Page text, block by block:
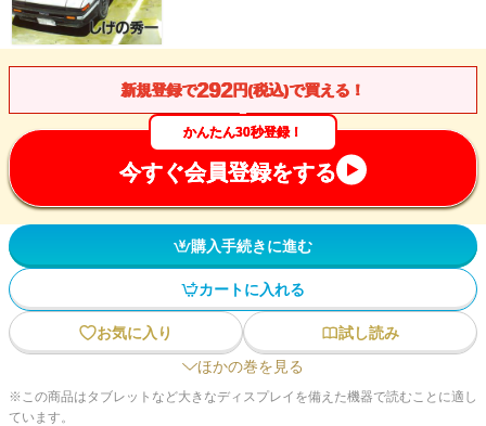
新規登録で292円(税込)で買える！
かんたん30秒登録！
今すぐ会員登録をする
購入手続きに進む
カートに入れる
お気に入り
試し読み
ほかの巻を見る
※この商品はタブレットなど大きなディスプレイを備えた機器で読むことに適し
ています。